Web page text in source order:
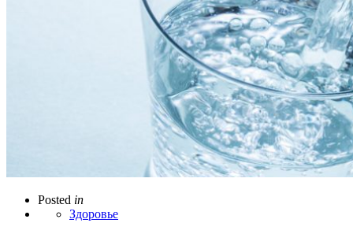
Posted in
Здоровье